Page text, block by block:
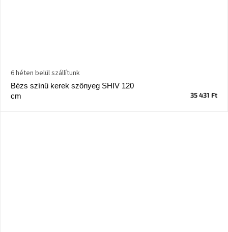
Bézs színű kerek szőnyeg SHIV 120
cm
6 héten belül szállítunk
35 431 Ft